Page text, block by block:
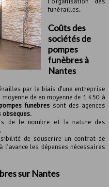
funérailles.
Coûts des
sociétés de
pompes
funèbres à
Nantes
par le biais d’une entreprise
de en moyenne de 1 450 à
pompes funèbres sont des agences
obsèques.
de le nombre et la nature des
de souscrire un contrat de
les dépenses nécessaires
sur Nantes